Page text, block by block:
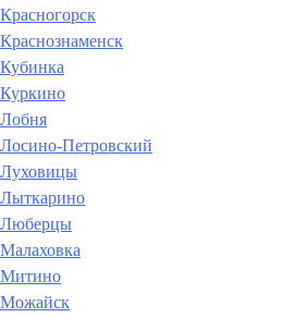
Красногорск
Краснознаменск
Кубинка
Куркино
Лобня
Лосино-Петровский
Луховицы
Лыткарино
Люберцы
Малаховка
Митино
Можайск